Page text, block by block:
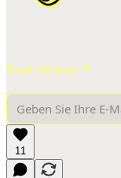
Read full story
11